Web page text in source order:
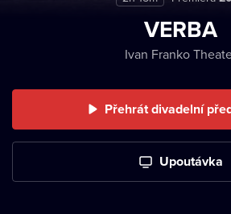
VERBA
Ivan Franko
Přehrát divadelní
Upoutávka